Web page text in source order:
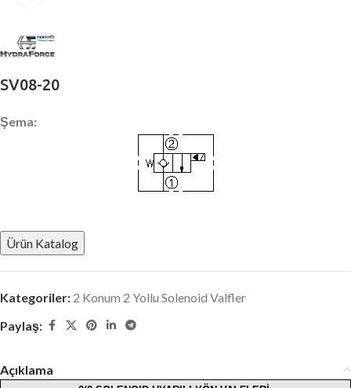
SV08-20
Şema:
Ürün Katalog
Kategoriler: 2 Konum 2 Yollu Solenoid Valfler
Paylaş:
Açıklama